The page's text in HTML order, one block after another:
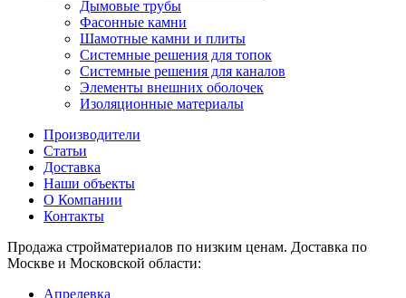
Дымовые трубы
Фасонные камни
Шамотные камни и плиты
Системные решения для топок
Системные решения для каналов
Элементы внешних оболочек
Изоляционные материалы
Производители
Статьи
Доставка
Наши объекты
О Компании
Контакты
Продажа стройматериалов по низким ценам. Доставка по
Москве и Московской области:
Апрелевка